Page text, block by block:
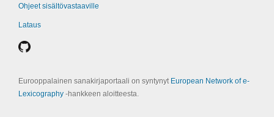
Ohjeet sisältövastaaville
Lataus
Eurooppalainen sanakirjaportaali on syntynyt European Network of e-
Lexicography ‑hankkeen aloitteesta.